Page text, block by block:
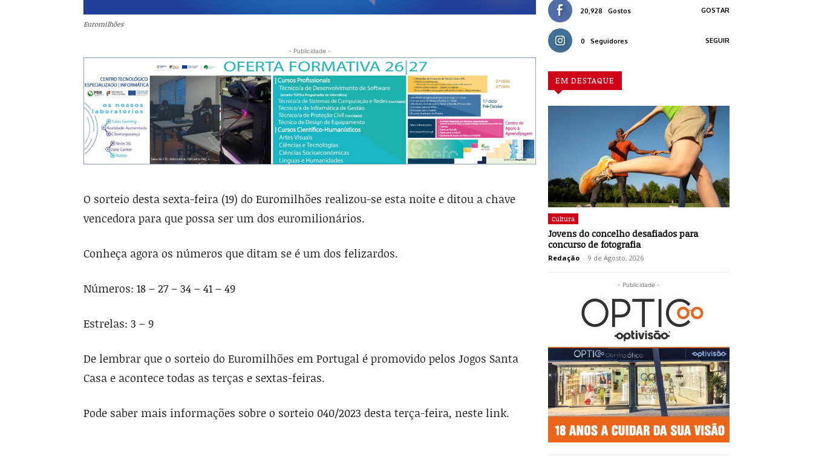
Euromilhões
- Publicidade -
O sorteio desta sexta-feira (19) do Euromilhões realizou-se esta noite e ditou a chave
vencedora para que possa ser um dos euromilionários.
Conheça agora os números que ditam se é um dos felizardos.
Números: 18 – 27 – 34 – 41 – 49
Estrelas: 3 – 9
De lembrar que o sorteio do Euromilhões em Portugal é promovido pelos Jogos Santa
Casa e acontece todas as terças e sextas-feiras.
Pode saber mais informações sobre o sorteio 040/2023 desta terça-feira, neste link.
20,928 Gostos GOSTAR
0 Seguidores SEGUIR
EM DESTAQUE
Cultura
Jovens do concelho desafiados para
concurso de fotografia
Redação - 9 de Agosto, 2026
- Publicidade -